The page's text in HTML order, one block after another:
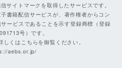
サイトマークを取得したサービスです。
書籍配信サービスが、著作権者からコン
ービスであることを示す登録商標（登録
号）です。
くはこちらを御覧ください。
aebs.or.jp/